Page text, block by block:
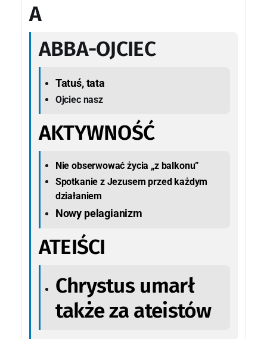
A
ABBA-OJCIEC
Tatuś, tata
Ojciec nasz
AKTYWNOŚĆ
Nie obserwować życia „z balkonu”
Spotkanie z Jezusem przed każdym
działaniem
Nowy pelagianizm
ATEIŚCI
Chrystus umarł
także za ateistów